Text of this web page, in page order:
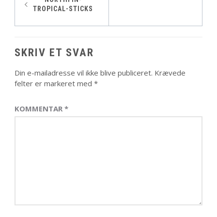
TROPICAL-STICKS
SKRIV ET SVAR
Din e-mailadresse vil ikke blive publiceret. Krævede
felter er markeret med *
KOMMENTAR *